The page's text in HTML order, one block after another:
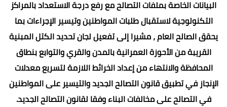
البيانات الخاصة بملفات التصالح مع رفع درجة الاستعداد بالمراكز
التكنولوجية لاستقبال طلبات المواطنين وتيسير الإجراءات بما
يحقق الصالح العام ، مشيرا إلى تفعيل لجان تحديد الكتل المبنية
القريبة من الأحوزة العمرانية بالمدن والقري والتوابع بنطاق
المحافظة والانتهاء من إعداد الخرائط اللازمة لتسريع معدلات
الإنجاز في تطبيق قانون التصالح الجديد والتيسير على المواطنين
في التصالح على مخالفات البناء وفقا لقانون التصالح الجديد.